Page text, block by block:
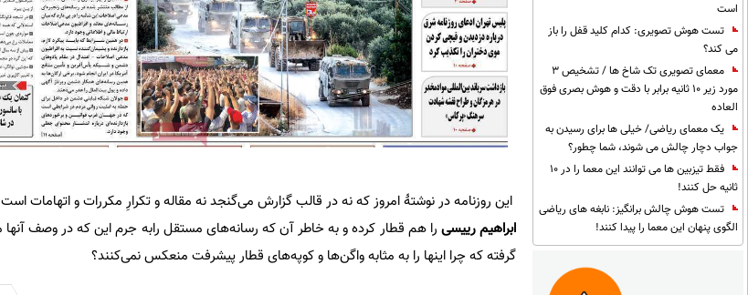
است
تست هوش تصویری: کدام کلید قفل را باز
می کند؟
معمای تصویری تک شاخ ها / تشخیص 3
مورد زیر 10 ثانیه برابر با دقت و هوش بصری فوق
العاده
یک معمای ریاضی/ خیلی ها برای رسیدن به
جواب دچار چالش می شوند، شما چطور؟
فقط تیزبین ها می توانند این معما را در 10
ثانیه حل کنند!
تست هوش چالش برانگیز: نابغه های ریاضی
الگوی پنهان این معما را پیدا کنند!
این روزنامه در نوشتۀ امروز که نه در قالب گزارش می‌گنجد نه مقاله و تکرارِ مکررات و اتهامات
ابراهیم رییسی را هم قطار کرده و به خاطر آن که رسانه‌های مستقل رابه جرم این که در وصف آنها
گرفته که چرا اینها را به مثابه واگن‌ها و کوپه‌های قطار پیشرفت منعکس نمی‌کنند؟